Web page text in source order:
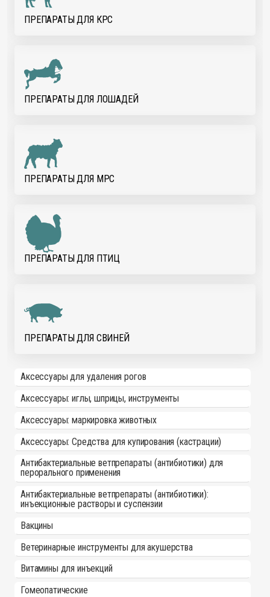
ПРЕПАРАТЫ ДЛЯ КРС
ПРЕПАРАТЫ ДЛЯ ЛОШАДЕЙ
ПРЕПАРАТЫ ДЛЯ МРС
ПРЕПАРАТЫ ДЛЯ ПТИЦ
ПРЕПАРАТЫ ДЛЯ СВИНЕЙ
Аксессуары для удаления рогов
Аксессуары: иглы, шприцы, инструменты
Аксессуары: маркировка животных
Аксессуары: Средства для купирования (кастрации)
Антибактериальные ветпрепараты (антибиотики) для
перорального применения
Антибактериальные ветпрепараты (антибиотики):
инъекционные растворы и суспензии
Вакцины
Ветеринарные инструменты для акушерства
Витамины для инъекций
Гомеопатические